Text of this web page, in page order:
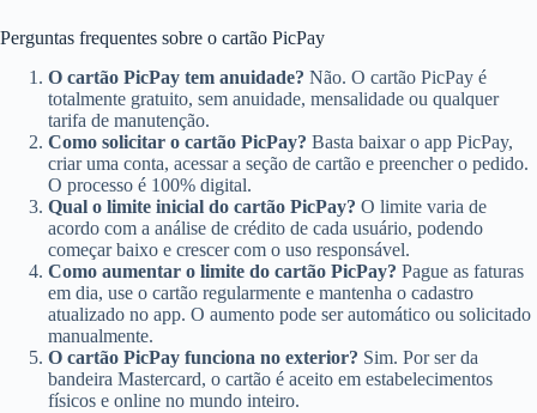
Perguntas frequentes sobre o cartão PicPay
O cartão PicPay tem anuidade? Não. O cartão PicPay é
totalmente gratuito, sem anuidade, mensalidade ou qualquer
tarifa de manutenção.
Como solicitar o cartão PicPay? Basta baixar o app PicPay,
criar uma conta, acessar a seção de cartão e preencher o pedido.
O processo é 100% digital.
Qual o limite inicial do cartão PicPay? O limite varia de
acordo com a análise de crédito de cada usuário, podendo
começar baixo e crescer com o uso responsável.
Como aumentar o limite do cartão PicPay? Pague as faturas
em dia, use o cartão regularmente e mantenha o cadastro
atualizado no app. O aumento pode ser automático ou solicitado
manualmente.
O cartão PicPay funciona no exterior? Sim. Por ser da
bandeira Mastercard, o cartão é aceito em estabelecimentos
físicos e online no mundo inteiro.